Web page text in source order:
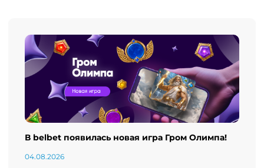
В belbet появилась новая игра Гром Олимпа!
04.08.2026